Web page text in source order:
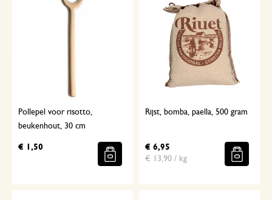
Pollepel voor risotto,
beukenhout, 30 cm
€ 1,50
Rijst, bomba, paella, 500 gram
€ 6,95
€ 13,90 / kg